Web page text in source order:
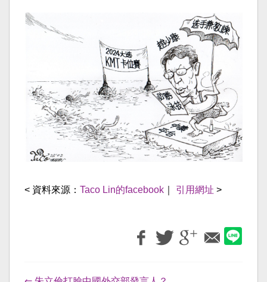
< 資料來源： Taco Lin的facebook 引用網址 >